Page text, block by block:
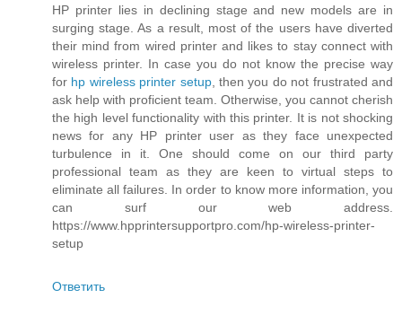
HP printer lies in declining stage and new models are in
surging stage. As a result, most of the users have diverted
their mind from wired printer and likes to stay connect with
wireless printer. In case you do not know the precise way
for hp wireless printer setup, then you do not frustrated and
ask help with proficient team. Otherwise, you cannot cherish
the high level functionality with this printer. It is not shocking
news for any HP printer user as they face unexpected
turbulence in it. One should come on our third party
professional team as they are keen to virtual steps to
eliminate all failures. In order to know more information, you
can surf our web address.
https://www.hpprintersupportpro.com/hp-wireless-printer-
setup
Ответить